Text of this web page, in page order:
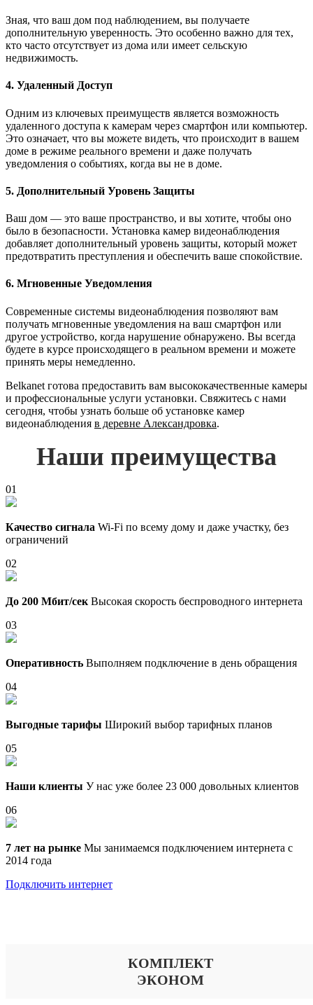
Зная, что ваш дом под наблюдением, вы получаете
дополнительную уверенность. Это особенно важно для тех,
кто часто отсутствует из дома или имеет сельскую
недвижимость.
4. Удаленный Доступ
Одним из ключевых преимуществ является возможность
удаленного доступа к камерам через смартфон или компьютер.
Это означает, что вы можете видеть, что происходит в вашем
доме в режиме реального времени и даже получать
уведомления о событиях, когда вы не в доме.
5. Дополнительный Уровень Защиты
Ваш дом — это ваше пространство, и вы хотите, чтобы оно
было в безопасности. Установка камер видеонаблюдения
добавляет дополнительный уровень защиты, который может
предотвратить преступления и обеспечить ваше спокойствие.
6. Мгновенные Уведомления
Современные системы видеонаблюдения позволяют вам
получать мгновенные уведомления на ваш смартфон или
другое устройство, когда нарушение обнаружено. Вы всегда
будете в курсе происходящего в реальном времени и можете
принять меры немедленно.
Belkanet готова предоставить вам высококачественные камеры
и профессиональные услуги установки. Свяжитесь с нами
сегодня, чтобы узнать больше об установке камер
видеонаблюдения в деревне Александровка.
Наши преимущества
01
Качество сигнала Wi-Fi по всему дому и даже участку, без
ограничений
02
До 200 Мбит/сек Высокая скорость беспроводного интернета
03
Оперативность Выполняем подключение в день обращения
04
Выгодные тарифы Широкий выбор тарифных планов
05
Наши клиенты У нас уже более 23 000 довольных клиентов
06
7 лет на рынке Мы занимаемся подключением интернета с
2014 года
Подключить интернет
КОМПЛЕКТ
ЭКОНОМ